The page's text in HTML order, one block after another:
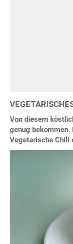
Von diesem
genug bekommen.
Vegetarische Chili